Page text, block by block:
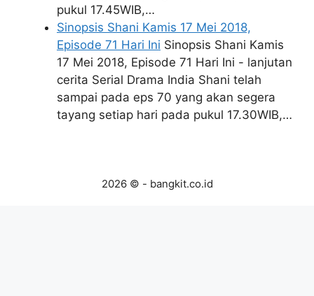
pukul 17.45WIB,…
Sinopsis Shani Kamis 17 Mei 2018,
Episode 71 Hari Ini Sinopsis Shani Kamis
17 Mei 2018, Episode 71 Hari Ini - lanjutan
cerita Serial Drama India Shani telah
sampai pada eps 70 yang akan segera
tayang setiap hari pada pukul 17.30WIB,…
2026 © - bangkit.co.id